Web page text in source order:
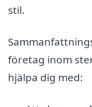
stil.
företag inom
hjälpa dig med: